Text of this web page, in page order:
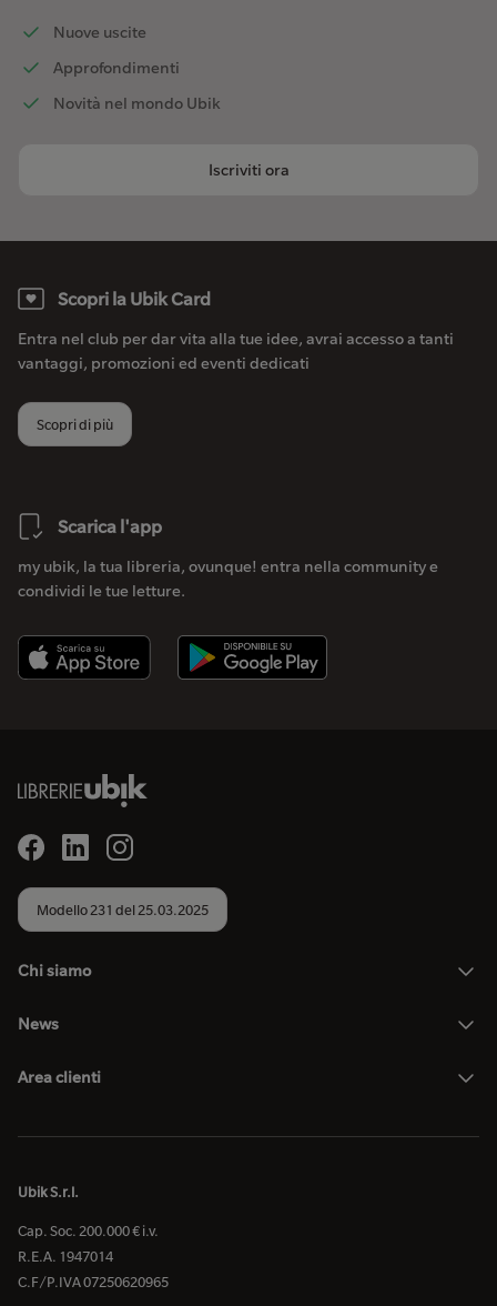
Nuove uscite
Approfondimenti
Novità nel mondo Ubik
Iscriviti ora
Scopri la Ubik Card
Entra nel club per dar vita alla tue idee, avrai accesso a tanti
vantaggi, promozioni ed eventi dedicati
Scopri di più
Scarica l'app
my ubik, la tua libreria, ovunque! entra nella community e
condividi le tue letture.
Modello 231 del 25.03.2025
Chi siamo
News
Area clienti
Ubik S.r.l.
Cap. Soc. 200.000 € i.v.
R.E.A. 1947014
C.F/P.IVA 07250620965